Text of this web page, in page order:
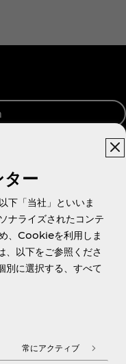
ター
下「当社」といいま
ナライズされたコンテ
、Cookieを利用しま
以下をご参照くださ
に選択する、すべて
常にアクティブ